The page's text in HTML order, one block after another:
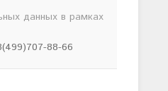
данных в рамках
88-66